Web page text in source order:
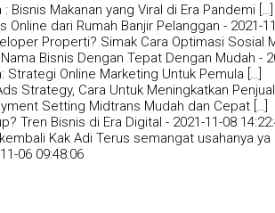
: Bisnis Makanan yang Viral di Era Pandemi […]
Online dari Rumah Banjir Pelanggan - 2021-
Properti? Simak Cara Optimasi Sosial
Bisnis Dengan Tepat Dengan Mudah -
Strategi Online Marketing Untuk Pemula […]
Strategy, Cara Untuk Meningkatkan
Setting Midtrans Mudah dan Cepat […]
Tren Bisnis di Era Digital - 2021-11-08
Kak Adi Terus semangat usahanya ya
06 09:48:06